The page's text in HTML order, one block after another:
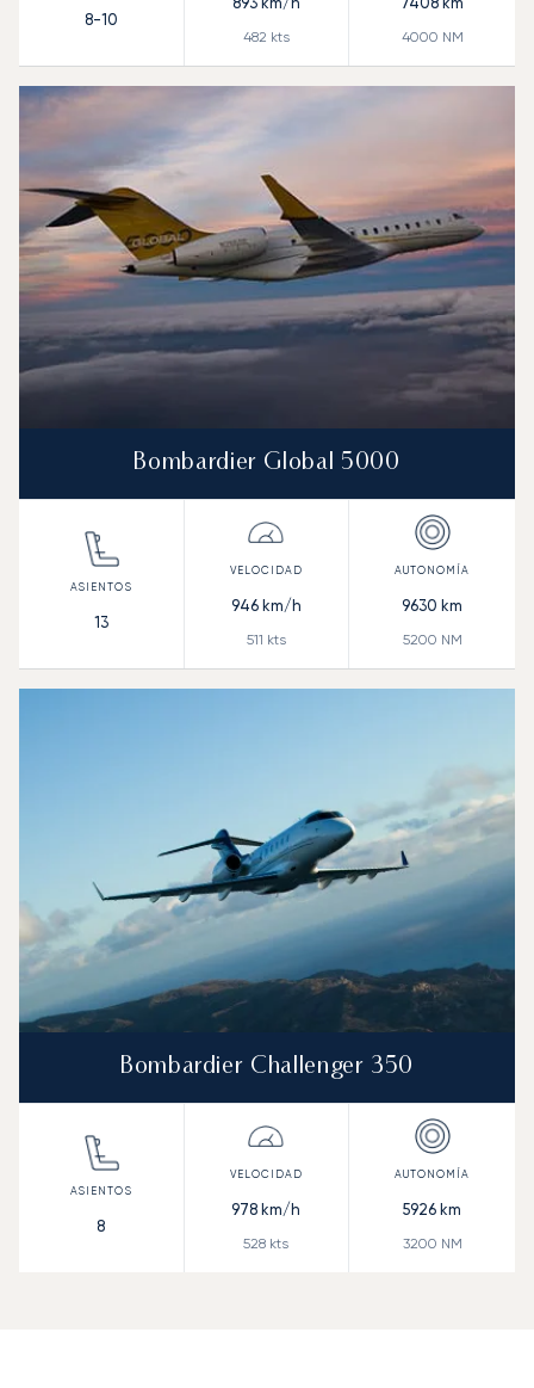
8-10
482 kts 4000 NM
Bombardier Global 5000
13
946km/h
511 kts
9630 km
5200 NM
Bombardier Challenger 350
8
978 km/h
528 kts
5926 km
3200 NM